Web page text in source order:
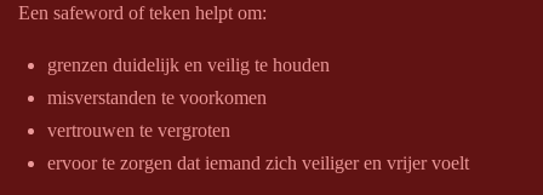
Een safeword of teken helpt om:
grenzen duidelijk en veilig te houden
misverstanden te voorkomen
vertrouwen te vergroten
ervoor te zorgen dat iemand zich veiliger en vrijer voelt